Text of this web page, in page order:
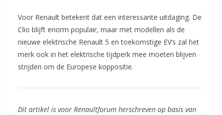
Voor Renault betekent dat een interessante uitdaging. De
Clio blijft enorm populair, maar met modellen als de
nieuwe elektrische Renault 5 en toekomstige EV’s zal het
merk ook in het elektrische tijdperk mee moeten blijven
strijden om de Europese koppositie.
Dit artikel is voor Renaultforum herschreven op basis van